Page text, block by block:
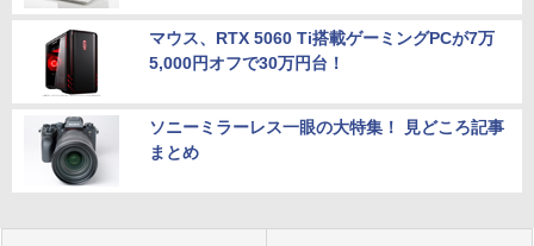
マウス、RTX 5060 Ti搭載ゲーミングPCが7万
5,000円オフで30万円台！
ソニーミラーレス一眼の大特集！ 見どころ記事
まとめ